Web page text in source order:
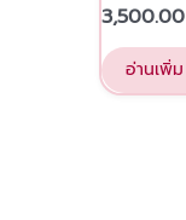
3,500.00
อ่านเพิ่ม